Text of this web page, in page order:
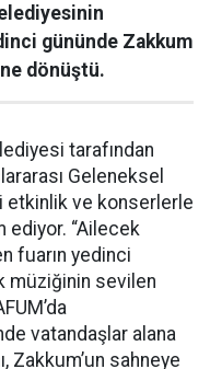
gününde Zakkum
dönüştü.
tarafından
Geleneksel
etkinlik ve konserlerle
ediyor. “Ailecek
fuarın yedinci
müziğinin sevilen
vatandaşlar alana
Zakkum’un sahneye